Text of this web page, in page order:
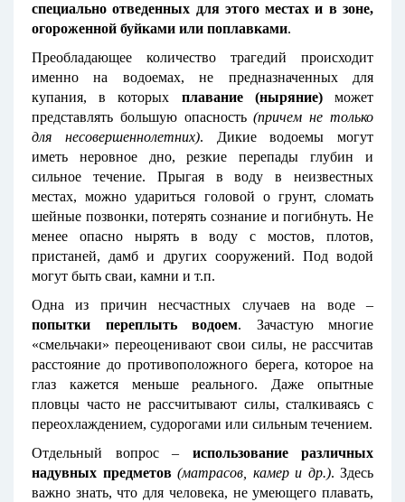
специально отведенных для этого местах и в зоне,
огороженной буйками или поплавками.
Преобладающее количество трагедий происходит
именно на водоемах, не предназначенных для
купания, в которых плавание (ныряние)может
представлять большую опасность(причем не только
для несовершеннолетних). Дикие водоемы могут
иметь неровное дно, резкие перепады глубин и
сильное течение. Прыгая в воду в неизвестных
местах, можно удариться головой о грунт, сломать
шейные позвонки, потерять сознание и погибнуть. Не
менее опасно нырять в воду с мостов, плотов,
пристаней, дамб и других сооружений. Под водой
могут быть сваи, камни и т.п.
Одна из причин несчастных случаев на воде –
попытки переплыть водоем. Зачастую многие
«смельчаки» переоценивают свои силы, не рассчитав
расстояние до противоположного берега, которое на
глаз кажется меньше реального. Даже опытные
пловцы часто не рассчитывают силы, сталкиваясь с
переохлаждением, судорогами или сильным течением.
Отдельный вопрос – использование различных
надувных предметов (матрасов, камер и др.). Здесь
важно знать, что для человека, не умеющего плавать,